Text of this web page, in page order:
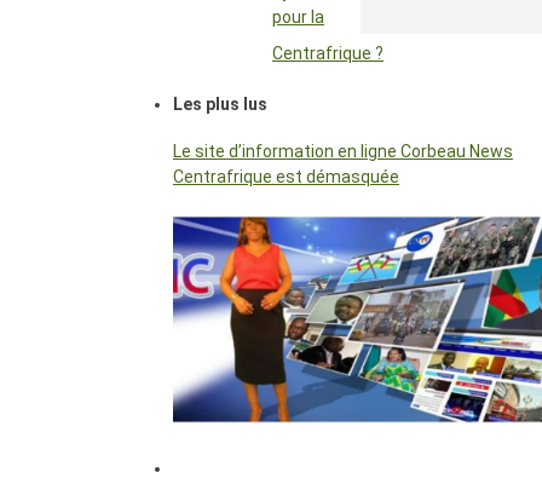
pour la
Centrafrique ?
Les plus lus
Le site d’information en ligne Corbeau News
Centrafrique est démasquée